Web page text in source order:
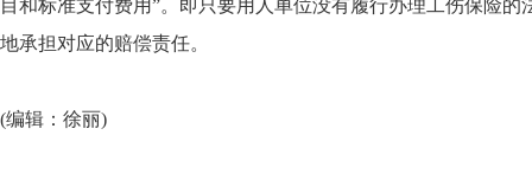
目和标准支付费用”。即只要用人单位没有履行办理工伤保险
地承担对应的赔偿责任。
(编辑：徐丽)